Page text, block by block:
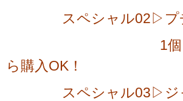
スペシャル02▷プチ
1個 300円（税
ら購入OK！
スペシャル03▷ジャ